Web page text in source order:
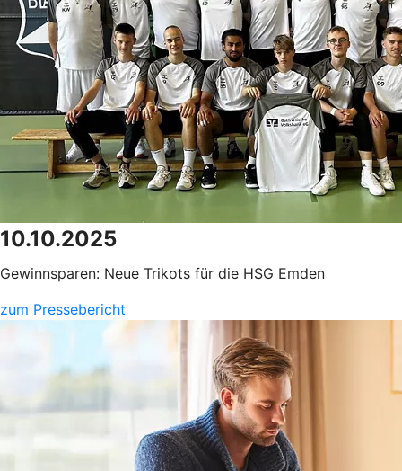
10.10.2025
Gewinnsparen: Neue Trikots für die HSG Emden
zum Pressebericht